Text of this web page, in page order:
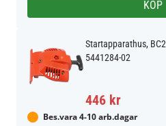
KÖP
Startapparathus,
5441284-02
446 kr
Bes.vara 4-10 arb.dagar